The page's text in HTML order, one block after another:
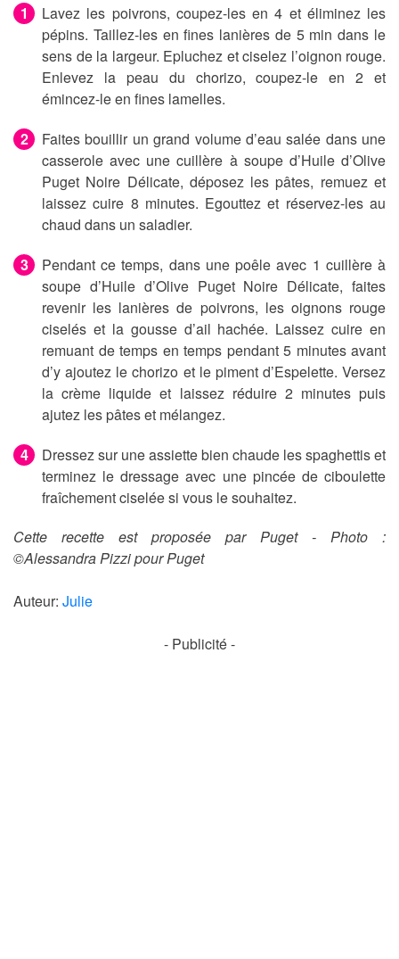
Lavez les poivrons, coupez-les en 4 et éliminez les
pépins. Taillez-les en fines lanières de 5 min dans le
sens de la largeur. Epluchez et ciselez l’oignon rouge.
Enlevez la peau du chorizo, coupez-le en 2 et
émincez-le en fines lamelles.
Faites bouillir un grand volume d’eau salée dans une
casserole avec une cuillère à soupe d’Huile d’Olive
Puget Noire Délicate, déposez les pâtes, remuez et
laissez cuire 8 minutes. Egouttez et réservez-les au
chaud dans un saladier.
Pendant ce temps, dans une poêle avec 1 cuillère à
soupe d’Huile d’Olive Puget Noire Délicate, faites
revenir les lanières de poivrons, les oignons rouge
ciselés et la gousse d’ail hachée. Laissez cuire en
remuant de temps en temps pendant 5 minutes avant
d’y ajoutez le chorizo et le piment d’Espelette. Versez
la crème liquide et laissez réduire 2 minutes puis
ajutez les pâtes et mélangez.
Dressez sur une assiette bien chaude les spaghettis et
terminez le dressage avec une pincée de ciboulette
fraîchement ciselée si vous le souhaitez.
Cette recette est proposée par Puget - Photo :
©Alessandra Pizzi pour Puget
Auteur: Julie
- Publicité -